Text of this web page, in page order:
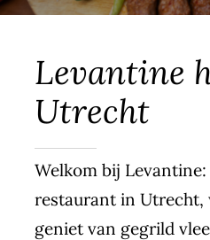
Impressie
Blog
Contact
Jobs
Levantine
Utrecht
Welkom bij Levantine:
restaurant in Utrecht,
geniet van gegrild